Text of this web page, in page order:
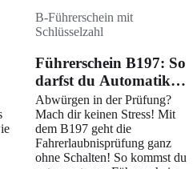
B-Führerschein mit
Schlüsselzahl
Führerschein B197: So
darfst du Automatik
und Schaltgetriebe
fahren
Abwürgen in der Prüfung?
Mach dir keinen Stress! Mit
dem B197 geht die
Fahrerlaubnisprüfung ganz
ohne Schalten! So kommst du